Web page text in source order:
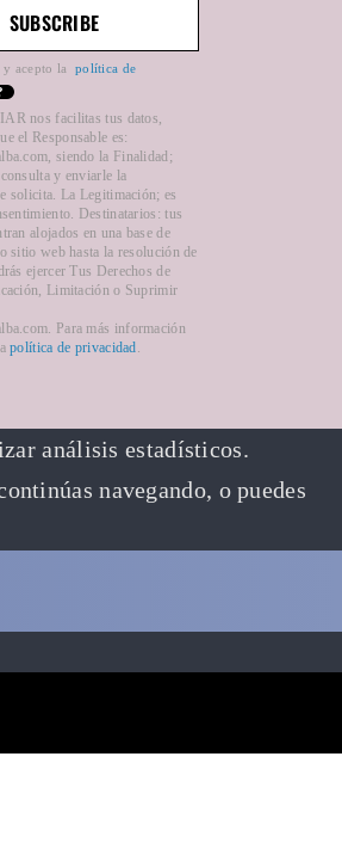
acepto la
política de
nos facilitas tus datos,
el Responsable es:
siendo la Finalidad;
y enviarle la
solicita. La Legitimación; es
Destinatarios: tus
alojados en una base de
sitio web hasta la resolución de
ejercer Tus Derechos de
Limitación o Suprimir
Para más información
política de privacidad.
análisis estadísticos.
navegando, o puedes